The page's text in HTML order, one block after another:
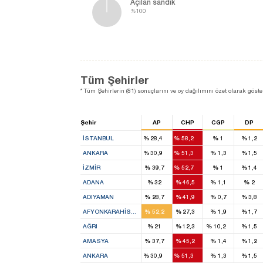
Açılan sandık
%100
Tüm Şehirler
* Tüm Şehirlerin (81) sonuçlarını ve oy dağılımını özet olarak
Şehir AP CHP CGP DP
İSTANBUL %28,4
13
% 58,2
27
% 1 %1,2
ANKARA %30,9 % 51,3 %1,3 %1,5
İZMIR % 39,7 % 52,7 % 1 %1,4
ADANA %32 %46,5 %1,1 %2
ADIYAMAN % 28,7 %41,9 %0,7 %3,8
AFYONKARAHISAR % 52,2 %27,3 %1,9 %1,7
AĞRI %21
2
%12,3 % 10,2 %1,5
AMASYA % 37,7 %45,2 %1,4 %1,2
ANKARA %30,9 % 51,3 %1,3 %1,5